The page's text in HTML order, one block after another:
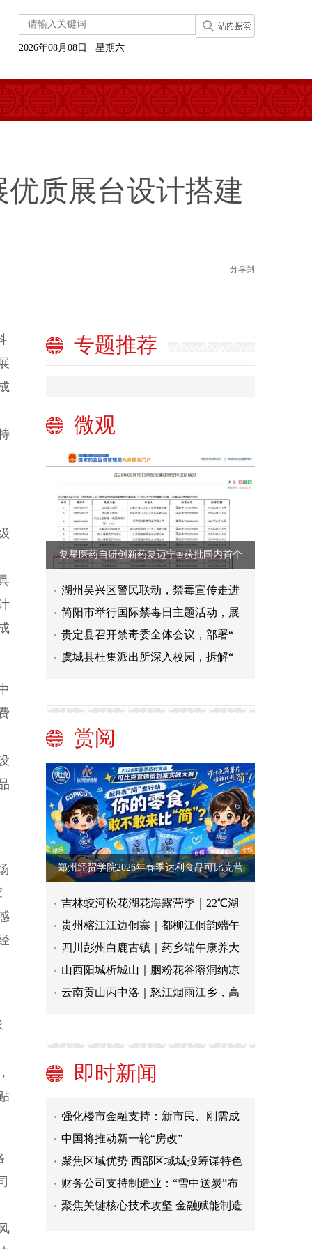
2026年08月08日 星期六
优质展台设计搭建
分享到
专题推荐
微观
复星医药自研创新药复迈宁®获批国内首个
湖州吴兴区警民联动，禁毒宣传走进
简阳市举行国际禁毒日主题活动，展
贵定县召开禁毒委全体会议，部署“
虞城县杜集派出所深入校园，拆解“
赏阅
郑州经贸学院2026年春季达利食品可比克营
吉林蛟河松花湖花海露营季｜22℃湖
贵州榕江江边侗寨｜都柳江侗韵端午
四川彭州白鹿古镇｜药乡端午康养大
山西阳城析城山｜胭粉花谷溶洞纳凉
云南贡山丙中洛｜怒江烟雨江乡，高
即时新闻
局产业链
聚焦关键核心技术攻坚 金融赋能制造
重点
中国将推动新一轮“房改”
聚焦区域优势 西部区域城投筹谋特色
转型
财务公司支持制造业：“雪中送炭”布
局产业链
聚焦关键核心技术攻坚 金融赋能制造
业“强筋健骨”
强化楼市金融支持：新市民、刚需成